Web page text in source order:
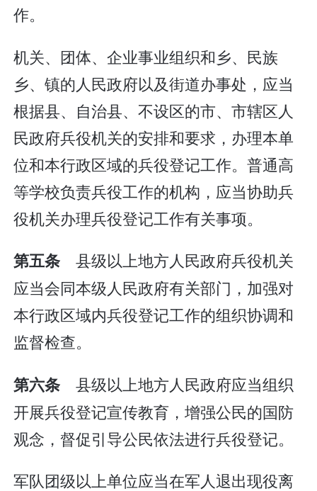
作。
机关、团体、企业事业组织和乡、民族
乡、镇的人民政府以及街道办事处，应当
根据县、自治县、不设区的市、市辖区人
民政府兵役机关的安排和要求，办理本单
位和本行政区域的兵役登记工作。普通高
等学校负责兵役工作的机构，应当协助兵
役机关办理兵役登记工作有关事项。
第五条县级以上地方人民政府兵役机关
应当会同本级人民政府有关部门，加强对
本行政区域内兵役登记工作的组织协调和
监督检查。
第六条县级以上地方人民政府应当组织
开展兵役登记宣传教育，增强公民的国防
观念，督促引导公民依法进行兵役登记。
军队团级以上单位应当在军人退出现役离